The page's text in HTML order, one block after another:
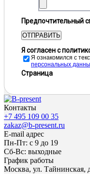
Предпочтительный
ОТПРАВИТЬ
Я согласен с
Я ознакомился с
персональных
Страница
Контакты
+7 495 109 00 35
zakaz@b-present.ru
E-mail адрес
Пн-Пт: с 9 до 19
Сб-Вс: выходные
График работы
Москва, ул. Тайнинская,